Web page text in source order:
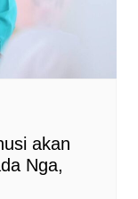
akan
Nga,